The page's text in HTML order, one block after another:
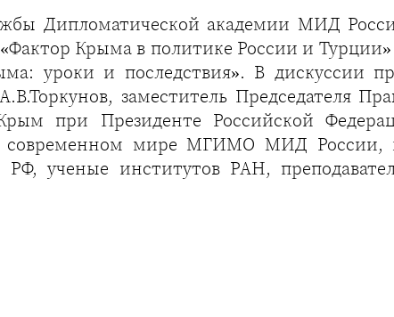
Дипломатической академии МИД
Крыма в политике России и
уроки и последствия». В дискуссии
заместитель Председателя
при Президенте Российской
современном мире МГИМО МИД России,
ученые институтов РАН,